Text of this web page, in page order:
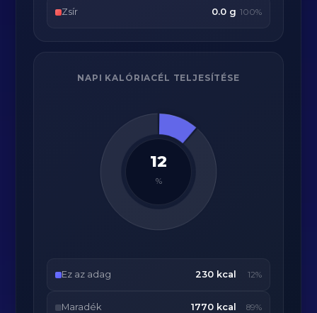
Zsír 0.0 g 100%
NAPI KALÓRIACÉL TELJESÍTÉSE
12
%
Ez az adag 230 kcal 12%
Maradék 1770 kcal 89%